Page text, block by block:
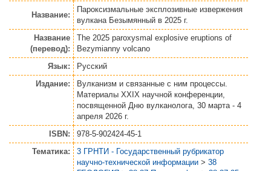
Название:
Пароксизмальные эксплозивные извержения
вулкана Безымянный в 2025 г.
Название
(перевод):
The 2025 paroxysmal explosive eruptions of
Bezymianny volcano
Язык:
Русский
Издание:
Вулканизм и связанные с ним процессы.
Материалы XXIX научной конференции,
посвященной Дню вулканолога, 30 марта - 4
апреля 2026 г.
ISBN:
978-5-902424-45-1
Тематика:
3 ГРНТИ - Государственный рубрикатор
научно-технической информации > 38